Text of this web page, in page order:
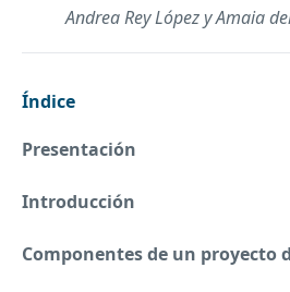
Andrea Rey López y Amaia
Índice
Presentación
Introducción
Componentes de un proyecto